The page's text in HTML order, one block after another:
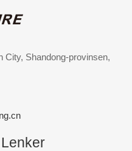
City, Shandong-provinsen,
Lenker